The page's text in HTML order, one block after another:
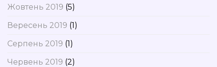
Жовтень 2019 (5)
Вересень 2019 (1)
Серпень 2019 (1)
Червень 2019 (2)